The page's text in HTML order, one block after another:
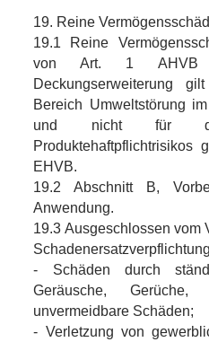
19. Reine
19.1 Reine
von Art. 1 AHVB
Deckungserweiterung
Bereich Umweltstörung
und nicht für
Produktehaftpflichtrisikos
EHVB.
19.2 Abschnitt B,
Anwendung.
19.3 Ausgeschlossen vom
- Schäden durch
Geräusche, Gerüche,
unvermeidbare Schäden;
- Verletzung von